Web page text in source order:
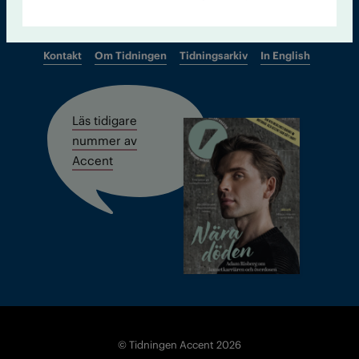
Kontakt Om Tidningen Tidningsarkiv In English
Läs tidigare
nummer av
Accent
© Tidningen Accent 2026